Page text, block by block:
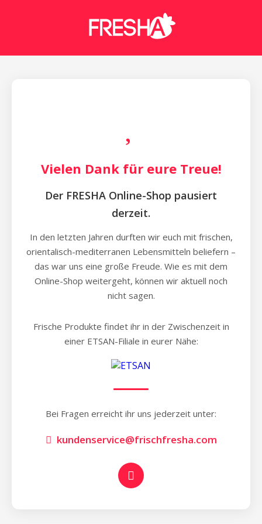
Vielen Dank für eure Treue!
Der FRESHA Online-Shop pausiert
derzeit.
In den letzten Jahren durften wir euch mit frischen,
orientalisch-mediterranen Lebensmitteln beliefern –
das war uns eine große Freude. Wie es mit dem
Online-Shop weitergeht, können wir aktuell noch
nicht sagen.
Frische Produkte findet ihr in der Zwischenzeit in
einer ETSAN-Filiale in eurer Nähe:
Bei Fragen erreicht ihr uns jederzeit unter:
kundenservice@frischfresha.com